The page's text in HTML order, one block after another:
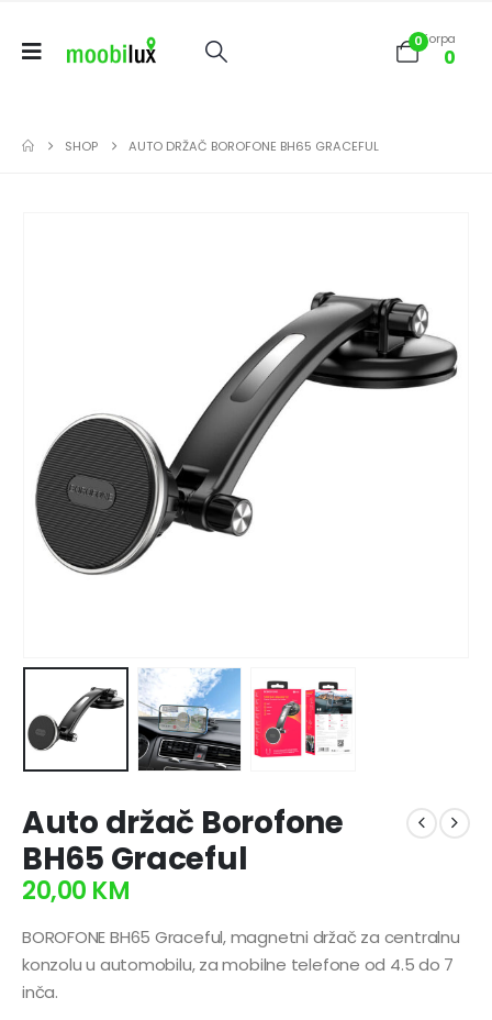
0Korpa
0
SHOP AUTO DRŽAČ BOROFONE BH65 GRACEFUL
Auto držač Borofone
BH65 Graceful
20,00 KM
BOROFONE BH65 Graceful, magnetni držač za centralnu
konzolu u automobilu, za mobilne telefone od 4.5 do 7
inča.